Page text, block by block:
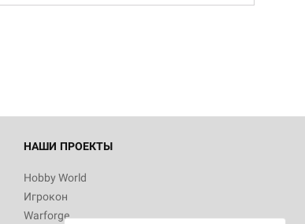
НАШИ ПРОЕКТЫ
Hobby World
Игрокон
Warforge